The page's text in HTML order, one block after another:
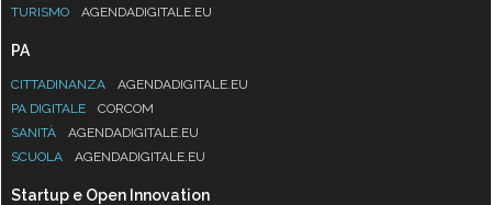
TURISMO
AGENDADIGITALE.EU
PA
CITTADINANZA
AGENDADIGITALE.EU
PA DIGITALE
CORCOM
SANITÀ
AGENDADIGITALE.EU
SCUOLA
AGENDADIGITALE.EU
Startup e Open Innovation